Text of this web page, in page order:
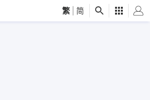
繁 简